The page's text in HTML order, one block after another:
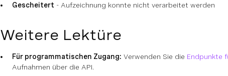
Gescheitert - Aufzeichnung konnte nicht verarbeitet werden
Weitere Lektüre
Für programmatischen Zugang: Verwenden Sie die Endpunkte
Aufnahmen über die API.